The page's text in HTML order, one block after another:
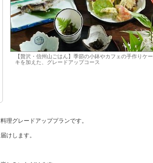
【贅沢・信州山ごはん】季節の小鉢やカフェの手作りケー
キを加えた、グレードアップコース
理グレードアッププランです。
けします。